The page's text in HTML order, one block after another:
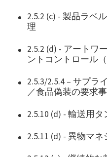
2.5.2 (c) - 製品ラベ
理
2.5.2 (d) - アートワ
ントコントロール
2.5.3/2.5.4 – サプラ
／食品偽装の要求
2.5.10 (d) - 輸送用
2.5.11 (d) - 異物マネ